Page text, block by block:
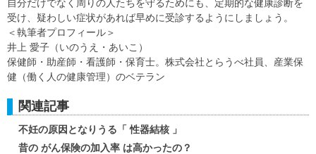
自分だけでなく周りの人たちを守るためにも、定期的な健康診断を
受け、疑わしい症状があれば早めに受診するようにしましょう。
＜執筆者プロフィール＞
井上 愛子（いのうえ・あいこ）
保健師・助産師・看護師・保育士。株式会社とらうべ社員、産業保
健（働く人の健康管理）のベテラン
関連記事
不妊の原因となりうる「 性器結核 」
昔の がん保険の加入率 は高かったの？